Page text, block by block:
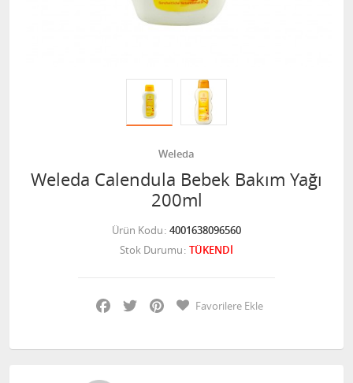
Weleda
Weleda Calendula Bebek Bakım Yağı
200ml
Ürün Kodu 4001638096560
Stok Durumu TÜKENDİ
Facebook
Twitter PinterestFavorilere Ekle